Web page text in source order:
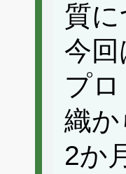
質
今
プ
織
2か